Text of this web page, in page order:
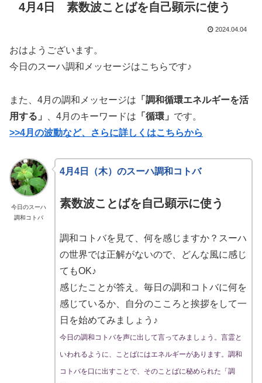
4月4日 素数波ことばを自己顕示に使う
2024.04.04
おはようございます。
今日のスーハ調和メッセージはこちらです♪
また、4月の調和メッセージは 「調和循環エネルギーを活
用する」
、4月のキーワードは 「循環」 です。
>>4月の波動など、さらに詳しくはこちらから
今日のスーハ
調和コトバ
4月4日（木）のスーハ調和コトバ
素数波ことばを自己顕示に使う
調和コトバを見て、何を感じますか？スーハ
の世界では正解がないので、どんな風に感じ
てもOK♪
感じたことが答え。毎日の調和コトバに何を
感じているか、自分のこころと挨拶をして一
日を始めてみましょう♪
今日の調和コトバを声に出して言ってみましょう。言霊と
いわれるように、ことばにはエネルギーがあります。調和
コトバを口に出すことで、そのことばに秘められた「調